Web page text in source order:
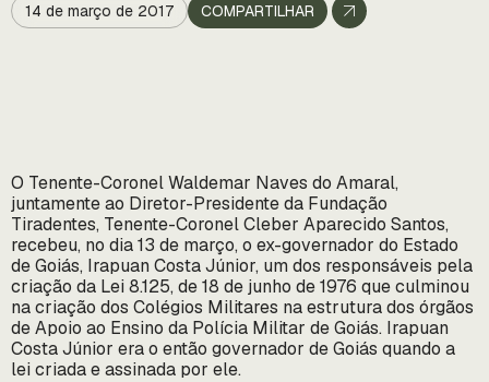
14 de março de 2017 COMPARTILHAR
O Tenente-Coronel Waldemar Naves do Amaral,
juntamente ao Diretor-Presidente da Fundação
Tiradentes, Tenente-Coronel Cleber Aparecido Santos,
recebeu, no dia 13 de março, o ex-governador do Estado
de Goiás, Irapuan Costa Júnior, um dos responsáveis pela
criação da Lei 8.125, de 18 de junho de 1976 que culminou
na criação dos Colégios Militares na estrutura dos órgãos
de Apoio ao Ensino da Polícia Militar de Goiás. Irapuan
Costa Júnior era o então governador de Goiás quando a
lei criada e assinada por ele.